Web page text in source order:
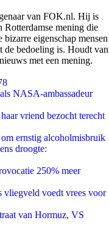
van FOK.nl. Hij is
Rotterdamse mening die
eigenschap mensen
de bedoeling is. Houdt van
met een mening.
NASA-ambassadeur
vriend bezocht terecht
ernstig alcoholmisbruik
droogte:
250% meer
vliegveld voedt vrees voor
van Hormuz, VS